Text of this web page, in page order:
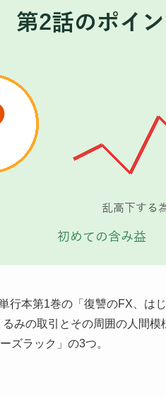
行本第1巻の「復讐のFX、は
みの取引とその周囲の人間
ズラック」の3つ。